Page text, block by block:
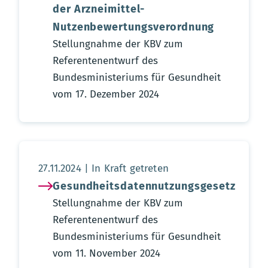
der Arzneimittel-
Nutzenbewertungsverordnung
Stellungnahme der KBV zum
Referentenentwurf des
Bundesministeriums für Gesundheit
vom 17. Dezember 2024
Aktualisierungsdatum:
27.11.2024 In Kraft getreten
Gesundheitsdatennutzungsgesetz
Stellungnahme der KBV zum
Referentenentwurf des
Bundesministeriums für Gesundheit
vom 11. November 2024